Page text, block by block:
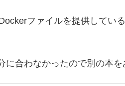
ファイルを提供してい
に合わなかったので別の本を